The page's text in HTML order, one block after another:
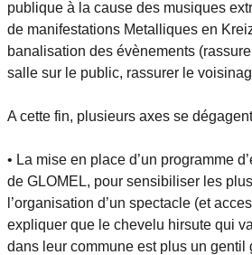
publique à la cause des musiques
de manifestations Metalliques en
banalisation des évènements
salle sur le public, rassurer le
A cette fin, plusieurs axes se
• La mise en place d’un programme
de GLOMEL, pour sensibiliser les
l’organisation d’un spectacle (et
expliquer que le chevelu hirsute qui
dans leur commune est plus un gentil